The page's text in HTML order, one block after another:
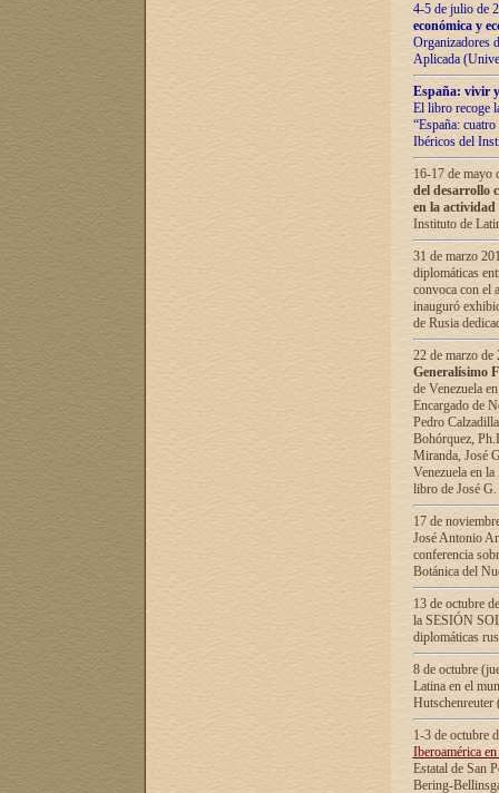
4-5 de julio de
económica y
Organizadores
Aplicada
España: vivir
El libro recoge
“España:
Ibéricos del
16-17 de mayo
del desarrollo
en la
Instituto de
31 de marzo
diplomáticas
convoca con el
inauguró
de Rusia
22 de marzo
Generalísimo
de Venezuela
Encargado de
Pedro
Bohórquez,
Miranda, José
Venezuela en
libro de José
17 de
José Antonio
conferencia
Botánica del
13 de octubre
la SESIÓN
diplomáticas
8 de octubre
Latina en el
1-3 de octubre
Iberoamérica
Estatal de San
Bering-